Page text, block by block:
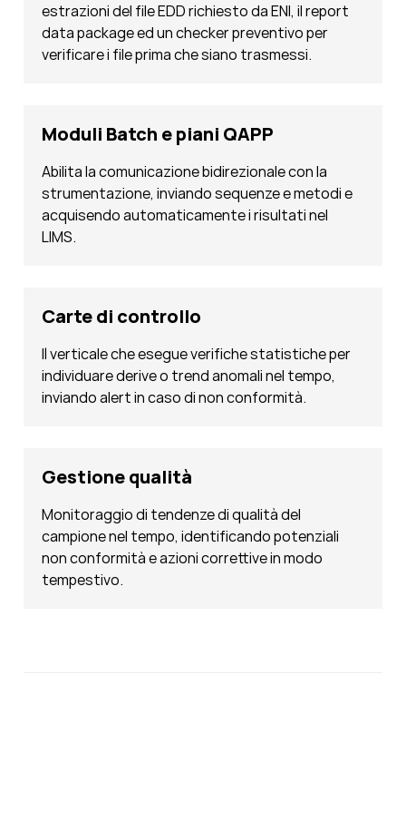
estrazioni del file EDD richiesto da ENI, il report
data package ed un checker preventivo per
verificare i file prima che siano trasmessi.
Moduli Batch e piani QAPP
Abilita la comunicazione bidirezionale con la
strumentazione, inviando sequenze e metodi e
acquisendo automaticamente i risultati nel
LIMS.
Carte di controllo
Il verticale che esegue verifiche statistiche per
individuare derive o trend anomali nel tempo,
inviando alert in caso di non conformità.
Gestione qualità
Monitoraggio di tendenze di qualità del
campione nel tempo, identificando potenziali
non conformità e azioni correttive in modo
tempestivo.